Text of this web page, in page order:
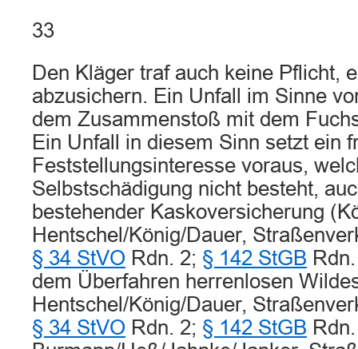
33
Den Kläger traf auch keine Pflicht,
abzusichern. Ein Unfall im Sinne
dem Zusammenstoß mit dem
Ein Unfall in diesem Sinn setzt ein
Feststellungsinteresse voraus,
Selbstschädigung nicht besteht,
bestehender Kaskoversicherung
Hentschel/König/Dauer,
§ 34 StVO Rdn. 2; § 142 StGB
dem Überfahren herrenlosen
Hentschel/König/Dauer,
§ 34 StVO Rdn. 2; § 142 StGB